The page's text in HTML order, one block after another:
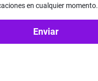
en cualquier momento.
Enviar